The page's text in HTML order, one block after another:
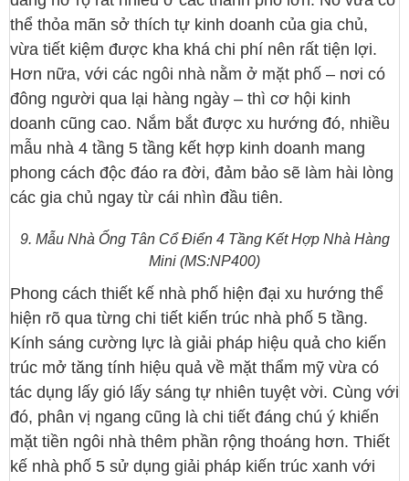
thể thỏa mãn sở thích tự kinh doanh của gia chủ,
vừa tiết kiệm được kha khá chi phí nên rất tiện lợi.
Hơn nữa, với các ngôi nhà nằm ở mặt phố – nơi có
đông người qua lại hàng ngày – thì cơ hội kinh
doanh cũng cao. Nắm bắt được xu hướng đó, nhiều
mẫu nhà 4 tầng 5 tầng kết hợp kinh doanh mang
phong cách độc đáo ra đời, đảm bảo sẽ làm hài lòng
các gia chủ ngay từ cái nhìn đầu tiên.
9. Mẫu Nhà Ống Tân Cổ Điển 4 Tầng Kết Hợp Nhà Hàng
Mini (MS:NP400)
Phong cách thiết kế nhà phố hiện đại xu hướng thể
hiện rõ qua từng chi tiết kiến trúc nhà phố 5 tầng.
Kính sáng cường lực là giải pháp hiệu quả cho kiến
trúc mở tăng tính hiệu quả về mặt thẩm mỹ vừa có
tác dụng lấy gió lấy sáng tự nhiên tuyệt vời. Cùng với
đó, phân vị ngang cũng là chi tiết đáng chú ý khiến
mặt tiền ngôi nhà thêm phần rộng thoáng hơn. Thiết
kế nhà phố 5 sử dụng giải pháp kiến trúc xanh với